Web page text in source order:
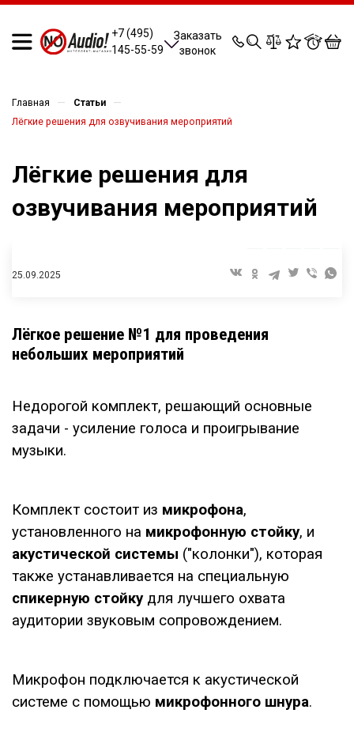
+7 (495)
145-55-59
Заказать
звонок
0 0 0 0
Главная — Статьи —
Лёгкие решения для озвучивания мероприятий
Лёгкие решения для
озвучивания мероприятий
25.09.2025
Лёгкое решение №1 для проведения
небольших мероприятий
Недорогой комплект, решающий основные
задачи - усиление голоса и проигрывание
музыки.
Комплект состоит из микрофона,
установленного на микрофонную стойку, и
акустической системы ("колонки"), которая
также устанавливается на специальную
спикерную стойкудля лучшего охвата
аудитории звуковым сопровождением.
Микрофон подключается к акустической
системе с помощью микрофонного шнура.